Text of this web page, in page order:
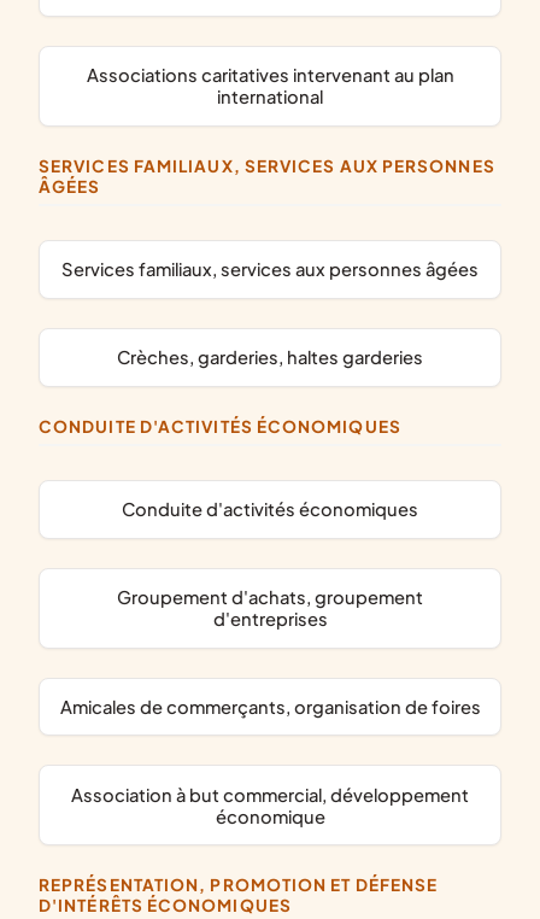
associations caritatives intervenant au plan
international
SERVICES FAMILIAUX, SERVICES AUX PERSONNES
ÂGÉES
services familiaux, services aux personnes âgées
crèches, garderies, haltes garderies
CONDUITE D'ACTIVITÉS ÉCONOMIQUES
conduite d'activités économiques
groupement d'achats, groupement
d'entreprises
amicales de commerçants, organisation de foires
association à but commercial, développement
économique
REPRÉSENTATION, PROMOTION ET DÉFENSE
D'INTÉRÊTS ÉCONOMIQUES